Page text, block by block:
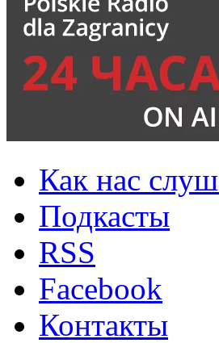
Как нас
Подкасты
RSS
Facebook
Контакты